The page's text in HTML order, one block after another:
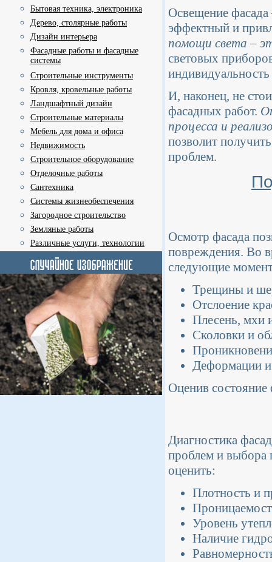
Бытовая техника, электроника
Дерево, столярные работы
Дизайн интерьера
Фасадные работы и фасадные
системы
Строительные инструменты
Кровля, кровельные работы
Ландшафтный дизайн
Строительные материалы
Мебель для дома и офиса
Недвижимость
Строительное оборудование
Отделочные работы
Сантехника
Системы жизнеобеспечения
Загородное строительство
Земляные работы
Различные услуги, технологии
Освещение фасада
эффектный и
помощи света –
световых
индивидуальность
И, наконец, не
фасадных работ.
процесса и
позволит
проблем.
Осмотр фасада
повреждения. Во
следующие
Трещины и
Отслоение
Плесень, мхи
Сколовки и
Деформации и
Оценив состояние
Диагностика
проблем и выбора
оценить:
Плотность и
Уровень
Наличие